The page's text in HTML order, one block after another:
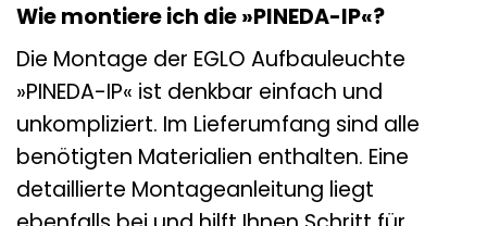
Wie montiere ich die »PINEDA-IP«?
Die Montage der EGLO Aufbauleuchte
»PINEDA-IP« ist denkbar einfach und
unkompliziert. Im Lieferumfang sind alle
benötigten Materialien enthalten. Eine
detaillierte Montageanleitung liegt